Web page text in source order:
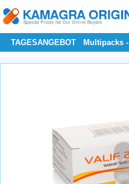
TAGESANGEBOT Multipacks